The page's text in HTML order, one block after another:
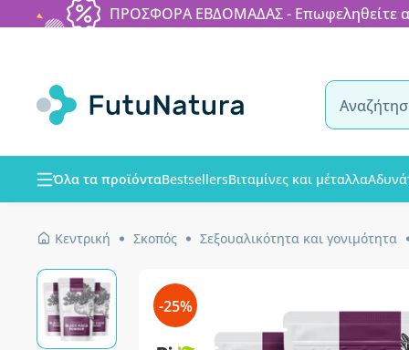
ΠΡΟΣΦΟΡΑ ΕΒΔΟΜΑΔΑΣ - Επωφεληθείτε
Όλα τα προϊόνταBestsellersΒιταμίνες και μέταλλα
Κεντρική Σκοπός Σεξουαλικότητα και γονιμότητα
-25%